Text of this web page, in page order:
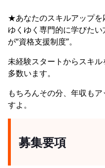
★あなたのスキルアップを
ゆくゆく専門的に学びた
が“資格支援制度”。
未経験スタートからスキ
多数います。
もちろんその分、年収も
すよ。
募集要項